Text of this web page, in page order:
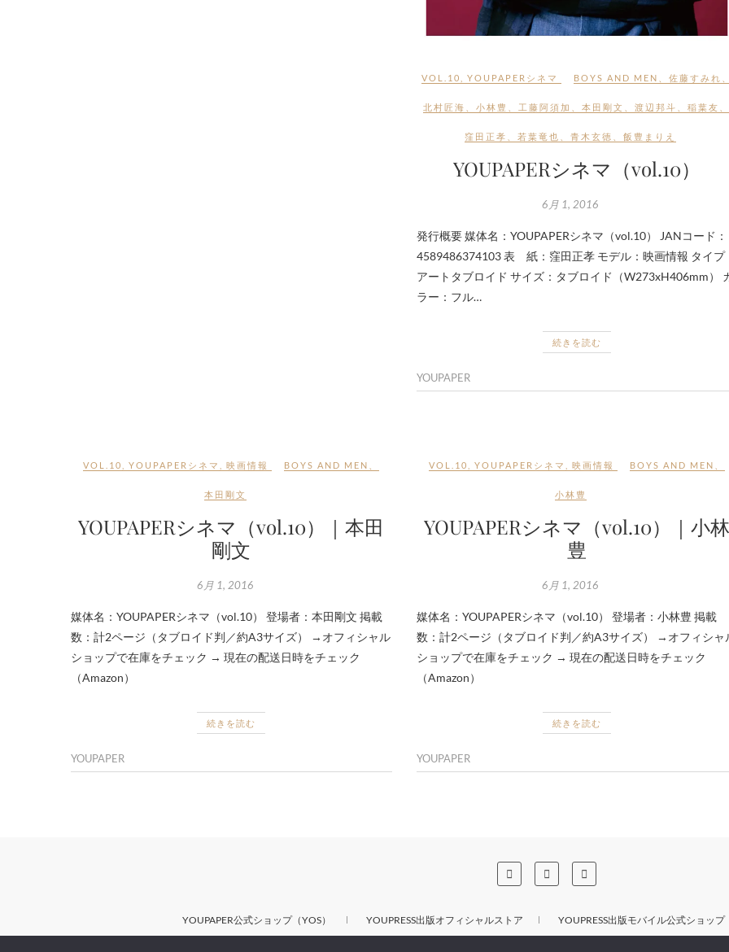
VOL.10 YOUPAPERシネマ BOYS AND MEN 佐藤すみれ
北村匠海 、小林豊 工藤阿須加 、本田剛文 、渡辺邦斗 、稲葉友
窪田正孝 、若葉竜也 、青木玄徳 、飯豊まりえ
YOUPAPERシネマ（vol.10）
6月 1, 2016
発行概要 媒体名：YOUPAPERシネマ（vol.10） JANコード：
4589486374103 表 紙：窪田正孝 モデル：映画情報 タイプ
アートタブロイド サイズ：タブロイド（W273xH406mm）
ラー：フル…
続きを読む
YOUPAPER
VOL.10 ,YOUPAPERシネマ ,映画情報 BOYS AND MEN
本田剛文
YOUPAPERシネマ（vol.10）｜本田
剛文
6月 1, 2016
媒体名：YOUPAPERシネマ（vol.10） 登場者：本田剛文 掲載
数：計2ページ（タブロイド判／約A3サイズ） →オフィシャル
ショップで在庫をチェック → 現在の配送日時をチェック
（Amazon）
続きを読む
YOUPAPER
VOL.10 YOUPAPERシネマ 映画情報 BOYS AND MEN
小林豊
YOUPAPERシネマ（vol.10）｜小林
豊
6月 1, 2016
媒体名：YOUPAPERシネマ（vol.10） 登場者：小林豊 掲載
数：計2ページ（タブロイド判／約A3サイズ） →オフィシャ
ショップで在庫をチェック → 現在の配送日時をチェック
（Amazon）
続きを読む
YOUPAPER
YOUPAPER公式ショップ（YOS） YOUPRESS出版オフィシャルストア YOUPRESS出版モバイル公式ショップ